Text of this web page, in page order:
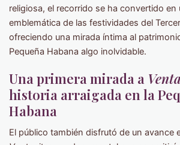
religiosa, el recorrido se ha convertido en
emblemática de las festividades del
ofreciendo una mirada íntima al
Pequeña Habana algo inolvidable.
Una primera mirada a
historia arraigada en la
Habana
El público también disfrutó de un avance